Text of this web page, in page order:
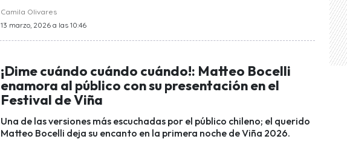
Camila Olivares
13 marzo, 2026 a las 10:46
¡Dime cuándo cuándo cuándo!: Matteo Bocelli
enamora al público con su presentación en el
Festival de Viña
Una de las versiones más escuchadas por el público chileno; el querido
Matteo Bocelli deja su encanto en la primera noche de Viña 2026.